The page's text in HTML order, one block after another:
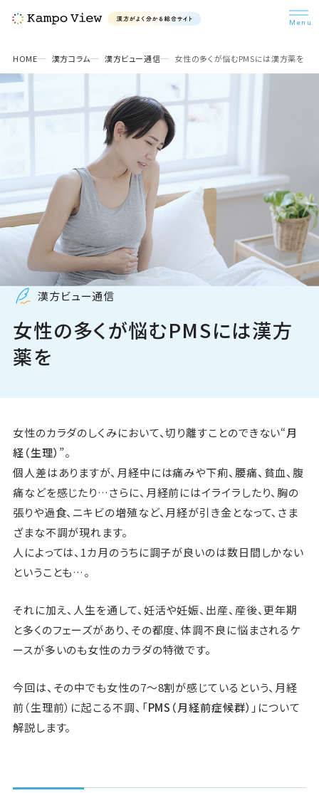
漢方を知ろう
悩み別漢方
漢方コラム
病院・医師検索
Pick Up
HOME 漢方コラム 漢方ビュー通信 女性の多くが悩むPMSには漢方薬を
漢方ビュー通信
女性の多くが悩むPMSには漢方
薬を
女性のカラダのしくみにおいて、切り離すことのできない“月
経（生理） ”。
個人差はありますが、月経中には痛みや下痢、腰痛、貧血、腹
痛などを感じたり…さらに、月経前にはイライラしたり、胸の
張りや過食、ニキビの増殖など、月経が引き金となって、さま
ざまな不調が現れます。
人によっては、1カ月のうちに調子が良いのは数日間しかない
ということも…。
それに加え、人生を通して、妊活や妊娠、出産、産後、更年期
と多くのフェーズがあり、その都度、体調不良に悩まされるケ
ースが多いのも女性のカラダの特徴です。
今回は、その中でも女性の7〜8割が感じているという、月経
前（生理前）に起こる不調、「PMS（月経前症候群） 」について
解説します。